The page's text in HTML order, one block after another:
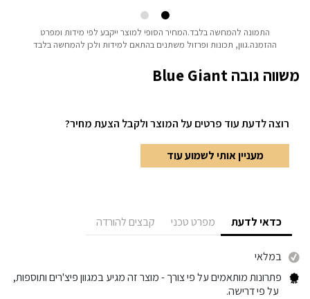
משווה גובה Blue Giant
רוצה לדעת עוד פרטים על המוצר ולקבל הצעת מחיר?
מעניין אותי לשמוע עוד
כדאי לדעת מפרט טכני קבצים להורדה
במלאי
פתרונות מותאמים על פי צורך- מוצר זה מגיע במגוון פיצ'רים ותוספות,
על פי דרישה.
התמונה להמחשה בלבד.המחיר הסופי למוצר ייקבע לפי מידות ומפרט
ההזמנה.גוון, תכונות ופרזול משתנים בהתאם למידות ולכן להמחשה בלבד